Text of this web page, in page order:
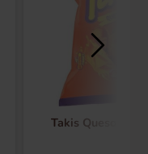
Takis Queso